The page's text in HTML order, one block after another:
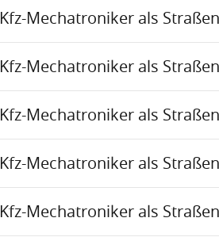
Kfz-Mechatroniker als
Kfz-Mechatroniker als
Kfz-Mechatroniker als
Kfz-Mechatroniker als
Kfz-Mechatroniker als